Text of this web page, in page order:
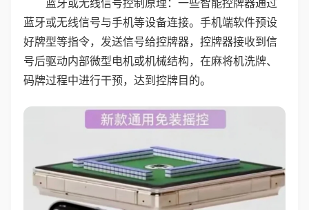
蓝牙或无线信号控制原理：一些智能控牌器通过
蓝牙或无线信号与手机等设备连接。手机端软件预设
好牌型等指令，发送信号给控牌器，控牌器接收到信
号后驱动内部微型电机或机械结构，在麻将机洗牌、
码牌过程中进行干预，达到控牌目的。